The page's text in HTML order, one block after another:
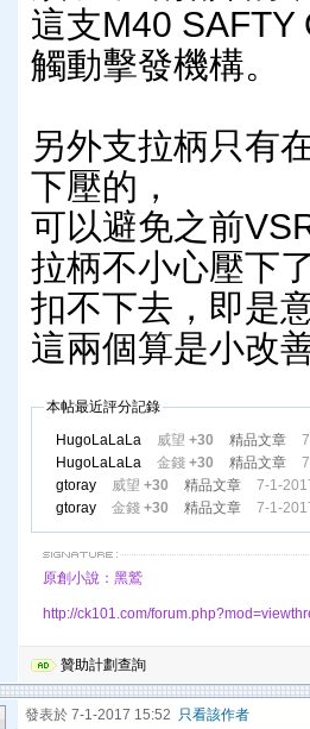
這支M40 SAFTY
觸動擊發機構。
另外支拉柄只有
下壓的，
可以避免之前
拉柄不小心壓下
扣不下去，即是
這兩個算是小改
本帖最近評分記錄
HugoLaLaLa
威望 +30 精品文章
HugoLaLaLa
金錢 +30 精品文章
gtoray
威望 +30 精品文章
7-1-
gtoray
金錢 +30 精品文章 7-1-
原創小說：黑鷲
http://ck101.com/
贊助計劃查詢
發表於 7-1-2017 15:52 只看該作者